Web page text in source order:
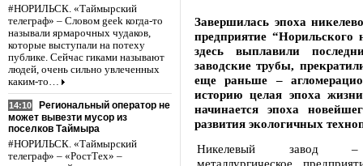
#НОРИЛЬСК. «Таймырский
телеграф» – Словом geek когда-то
называли ярмарочных чудаков,
которые выступали на потеху
публике. Сейчас гиками называют
людей, очень сильно увлеченных
каким-то…
14:10
Региональный оператор не
может вывезти мусор из
поселков Таймыра
#НОРИЛЬСК. «Таймырский
телеграф» – «РостТех» –
Завершилась эпоха
предприятие “Норильского
здесь выплавили
заводские трубы,
еще раньше –
историю целая эпоха
начинается эпоха
развития экологичных
Никелевый завод –
металлургическое